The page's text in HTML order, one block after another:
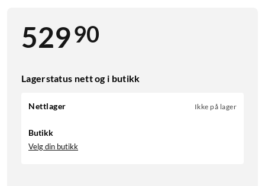
52990
Lagerstatus nett og i butikk
Nettlager Ikke på lager
Butikk
Velg din butikk